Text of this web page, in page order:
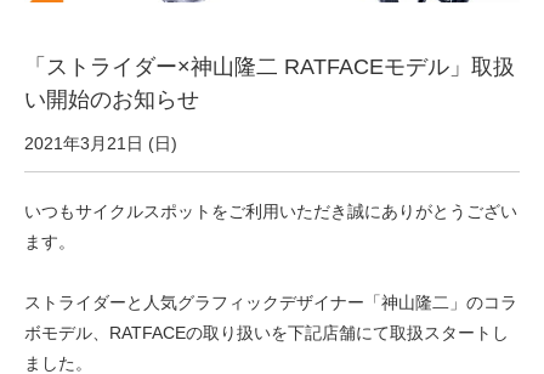
オリジナル自転車
eVita
「ストライダー×神山隆二 RATFACEモデル」取扱
い開始のお知らせ
2021年3月21日 (日)
いつもサイクルスポットをご利用いただき誠にありがとうござい
ます。
ストライダーと人気グラフィックデザイナー「神山隆二」のコラ
ボモデル、RATFACEの取り扱いを下記店舗にて取扱スタートし
ました。